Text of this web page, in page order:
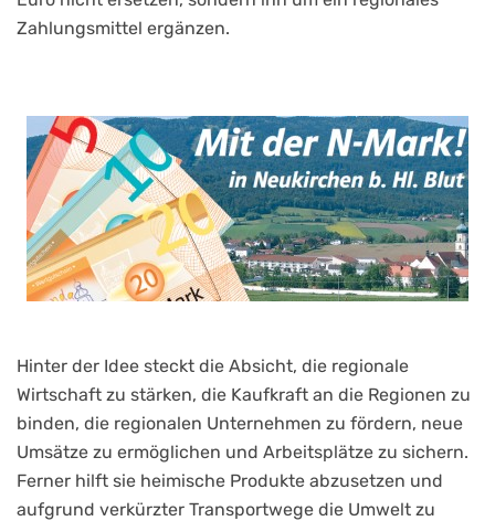
Zahlungsmittel ergänzen.
Hinter der Idee steckt die Absicht, die regionale
Wirtschaft zu stärken, die Kaufkraft an die Regionen zu
binden, die regionalen Unternehmen zu fördern, neue
Umsätze zu ermöglichen und Arbeitsplätze zu sichern.
Ferner hilft sie heimische Produkte abzusetzen und
aufgrund verkürzter Transportwege die Umwelt zu